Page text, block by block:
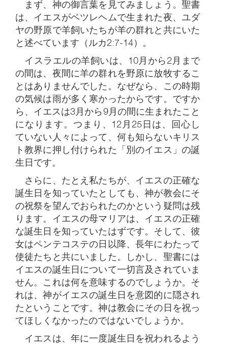
まず、神の御言葉を見てみましょう。聖書
は、イエスがベツレヘムで生まれた夜、ユダ
ヤの野原で羊飼いたちが羊の群れと共にいた
と述べています（ルカ2:7-14）。
イスラエルの羊飼いは、10月から2月まで
の間は、夜間に羊の群れを野原に放牧するこ
とはありませんでした。なぜなら、この時期
の気候は雨が多く寒かったからです。ですか
ら、イエスは3月から9月の間に生まれたこと
になります。つまり、12月25日は、回心し
ていない人々によって、何も知らないキリス
ト教界に押し付けられた「別のイエス」の誕
生日です。
さらに、たとえ私たちが、イエスの正確な
誕生日を知っていたとしても、神が教会にそ
の祝祭を望んでおられたのかという疑問は残
ります。イエスの母マリアは、イエスの正確
な誕生日を知っていたはずです。そして、彼
女はペンテコステの日以降、長年にわたって
使徒たちと共にいました。しかし、聖書には
イエスの誕生日について一切言及されていま
せん。これは何を意味するのでしょうか。そ
れは、神がイエスの誕生日を意図的に隠され
たということです。神は教会にその日を祝っ
てほしくなかったのではないでしょうか。
イエスは、年に一度誕生日を祝われるよう